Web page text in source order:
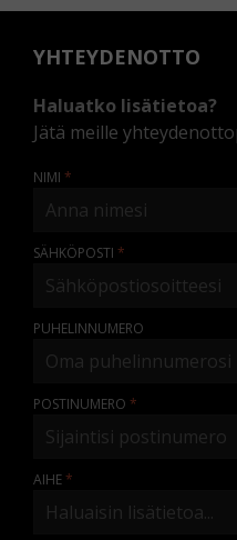
YHTEYDENOTTO
Haluatko lisätietoa?
Jätä meille
NIMI
SÄHKÖPOSTI
PUHELINNUMERO
POSTINUMERO
AIHE